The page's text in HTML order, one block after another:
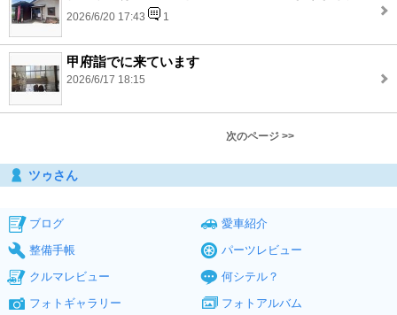
2026/6/20 17:43 1
甲府詣でに来ています
2026/6/17 18:15
次のページ >>
ツゥさん
ブログ
愛車紹介
整備手帳
パーツレビュー
クルマレビュー
何シテル？
フォトギャラリー
フォトアルバム